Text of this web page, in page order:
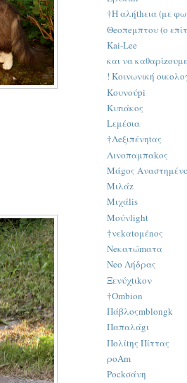
†Η αλήthεια (με
Θeοπeμπτου (ο
Κai-Lee
και να
! Κοινωνική
Κουνούpi
Kυrιάκος
Lεμέσια
†Λeξιπένηtας
Λινοπαμπαkος
Μάgος
Μιλάz
Μιχάlis
Μούνlight
†νεkαtομέnος
Νeκατώmατα
Νeο Λήδρας
Ξενύχtιkον
†Οmbion
Πάβλοςmblongk
Παπαλάgι
Πολίtης Πίττας
ρoAm
Ρockσάνη